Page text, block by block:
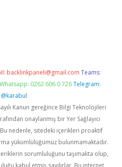
backlinkpaneli@gmail.com Teams:
Whatsapp: 0262 606 0 726 Telegram:
@karabul
Kanun gereğince Bilgi Teknolojileri
onaylanmış bir Yer Sağlayıcı
nedenle, sitedeki içerikleri proaktif
yükümlülüğümüz bulunmamaktadır.
sorumluluğunu taşımakta olup,
kabul etmiş sayılırlar. Bu internet